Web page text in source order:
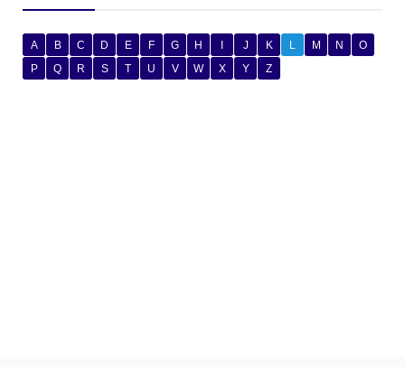
A B C D E F G H J K L M N
O
P
Q R S T U V W X Y Z